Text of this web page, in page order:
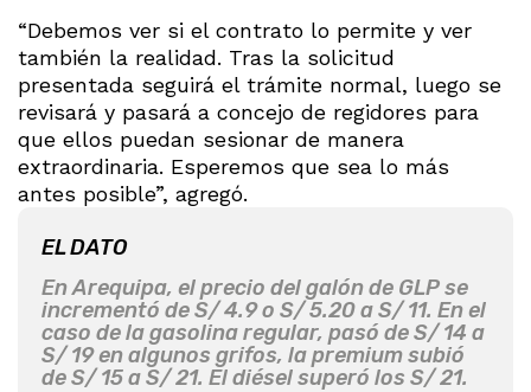
“Debemos ver si el contrato lo permite y ver
también la realidad. Tras la solicitud
presentada seguirá el trámite normal, luego se
revisará y pasará a concejo de regidores para
que ellos puedan sesionar de manera
extraordinaria. Esperemos que sea lo más
antes posible”, agregó.
EL DATO
En Arequipa, el precio del galón de GLP se
incrementó de S/ 4.9 o S/ 5.20 a S/ 11. En el
caso de la gasolina regular, pasó de S/ 14 a
S/ 19 en algunos grifos, la premium subió
de S/ 15 a S/ 21. El diésel superó los S/ 21.